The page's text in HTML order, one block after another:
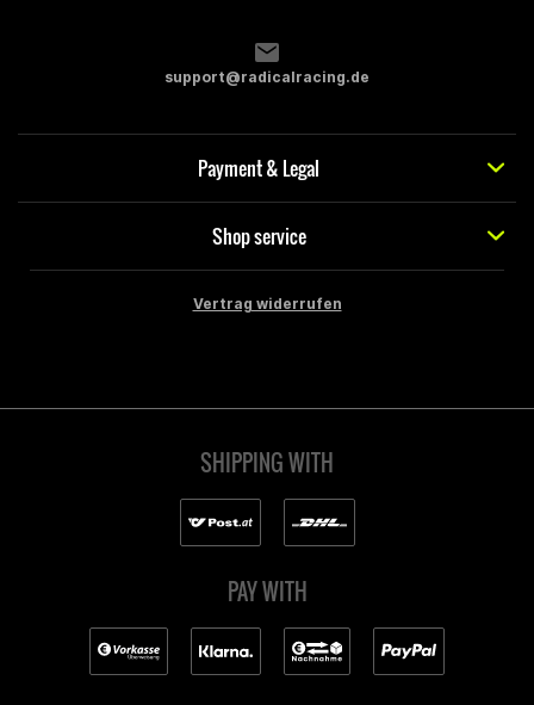
support@radicalracing.de
Payment & Legal
Shop service
Vertrag widerrufen
SHIPPING WITH
PAY WITH